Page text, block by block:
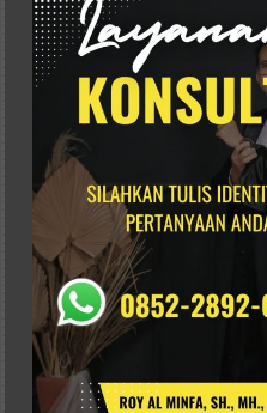
Jogja,
Lawyer,
Advokat,
Pengacara
Perceraian
Sleman,
Bantul,
Wates,
Klaten,
Magelang,
Solo,
Semarang,
Jakarta,